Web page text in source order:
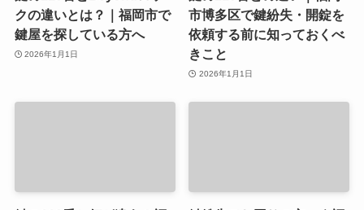
クの違いとは？｜福岡市で
鍵屋を探している方へ
2026年1月1日
市博多区で鍵紛失・開錠を
依頼する前に知っておくべ
きこと
2026年1月1日